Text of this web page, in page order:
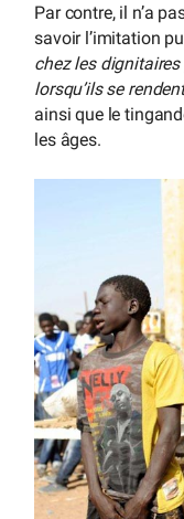
Par contre, il n’a
savoir l’imitation
chez les
lorsqu’ils se
ainsi que le
les âges.